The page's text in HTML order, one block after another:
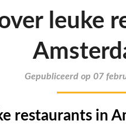
leuke
Gepubliceerd op 07
restaurants in